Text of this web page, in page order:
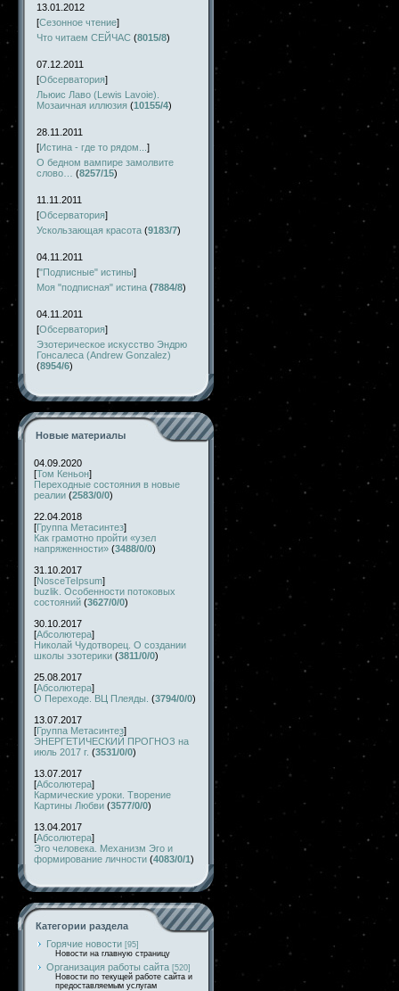
13.01.2012
[Сезонное чтение]
Что читаем СЕЙЧАС (8015/8)
07.12.2011
[Обсерватория]
Льюис Лаво (Lewis Lavoie).
Мозаичная иллюзия (10155/4)
28.11.2011
[Истина - где то рядом... ]
О бедном вампире замолвите
слово…
(8257/15)
11.11.2011
[Обсерватория]
Ускользающая красота (9183/7)
04.11.2011
["Подписные" истины]
Моя "подписная" истина (7884/8)
04.11.2011
[Обсерватория]
Эзотерическое искусство Эндрю
Гонсалеса (Andrew Gonzalez)
(8954/6)
Новые материалы
04.09.2020
[Том Кеньон]
Переходные состояния в новые
реалии (2583/0/0)
22.04.2018
[Группа Метасинтез]
Как грамотно пройти «узел
напряженности» (3488/0/0)
31.10.2017
[NosceTeIpsum]
buzlik. Особенности потоковых
состояний (3627/0/0)
30.10.2017
[Абсолютера]
Николай Чудотворец. О создании
школы эзотерики (3811/0/0)
25.08.2017
[Абсолютера]
О Переходе. ВЦ Плеяды. (3794/0/0)
13.07.2017
[Группа Метасинтез]
ЭНЕРГЕТИЧЕСКИЙ ПРОГНОЗ на
июль 2017 г. (3531/0/0)
13.07.2017
[Абсолютера]
Кармические уроки. Творение
Картины Любви (3577/0/0)
13.04.2017
[Абсолютера]
Эго человека. Механизм Эго и
формирование личности (4083/0/1)
Категории раздела
Горячие новости [95]
Новости на главную страницу
Организация работы сайта [520]
Новости по текущей работе сайта и
предоставляемым услугам